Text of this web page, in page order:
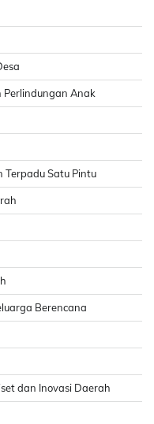
Perlindungan Anak
Terpadu Satu Pintu
Berencana
dan Inovasi Daerah